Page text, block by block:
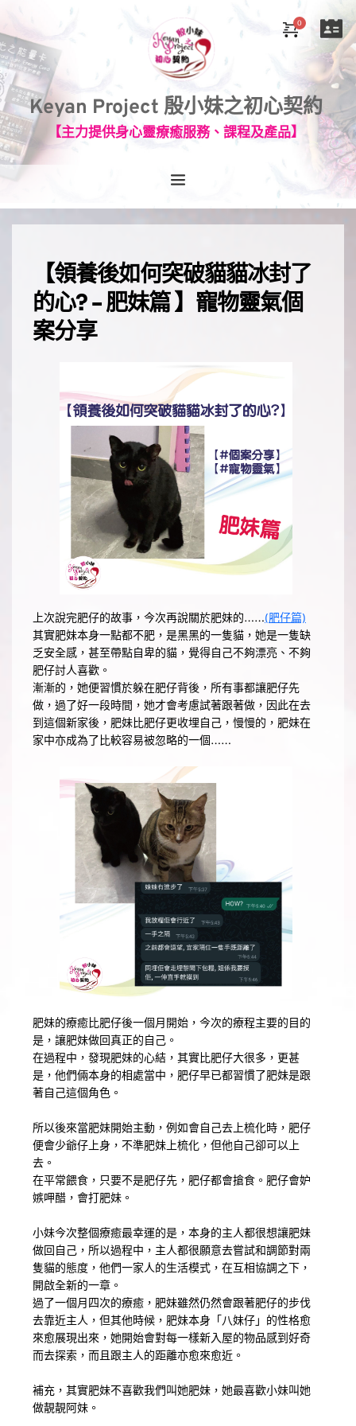
Keyan Project 殷小妹之初心契約
【主力提供身心靈療癒服務、課程及產品】
【領養後如何突破貓貓冰封了
的心? - 肥妹篇 】 寵物靈氣個
案分享⠀⠀⠀
上次說完肥仔的故事，今次再說關於肥妹的……(肥仔篇)
其實肥妹本身一點都不肥，是黑黑的一隻貓，她是一隻缺
乏安全感，甚至帶點自卑的貓，覺得自己不夠漂亮、不夠
肥仔討人喜歡。
漸漸的，她便習慣於躲在肥仔背後，所有事都讓肥仔先
做，過了好一段時間，她才會考慮試著跟著做，因此在去
到這個新家後，肥妹比肥仔更收埋自己，慢慢的，肥妹在
家中亦成為了比較容易被忽略的一個……
肥妹的療癒比肥仔後一個月開始，今次的療程主要的目的
是，讓肥妹做回真正的自己。
在過程中，發現肥妹的心結，其實比肥仔大很多，更甚
是，他們倆本身的相處當中，肥仔早已都習慣了肥妹是跟
著自己這個角色。
所以後來當肥妹開始主動，例如會自己去上梳化時，肥仔
便會少爺仔上身，不準肥妹上梳化，但他自己卻可以上
去。
在平常餵食，只要不是肥仔先，肥仔都會搶食。肥仔會妒
嫉呷醋，會打肥妹。
小妹今次整個療癒最幸運的是，本身的主人都很想讓肥妹
做回自己，所以過程中，主人都很願意去嘗試和調節對兩
隻貓的態度，他們一家人的生活模式，在互相協調之下，
開啟全新的一章。
過了一個月四次的療癒，肥妹雖然仍然會跟著肥仔的步伐
去靠近主人，但其他時候，肥妹本身「八妹仔」的性格愈
來愈展現出來，她開始會對每一樣新入屋的物品感到好奇
而去探索，而且跟主人的距離亦愈來愈近。
補充，其實肥妹不喜歡我們叫她肥妹，她最喜歡小妹叫她
做靚靚阿妹。